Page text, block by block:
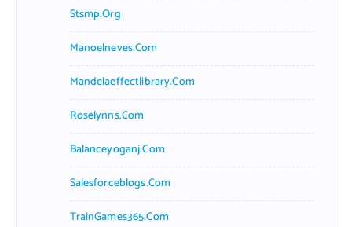
Stsmp.org
Manoelneves.com
Mandelaeffectlibrary.com
Roselynns.com
Balanceyoganj.com
Salesforceblogs.com
TrainGames365.com